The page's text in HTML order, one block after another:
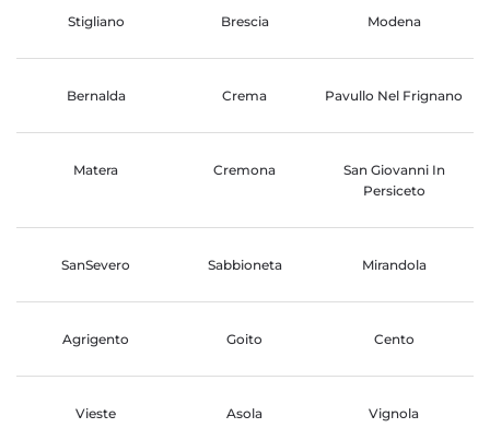
Stigliano Brescia Modena
Bernalda Crema Pavullo Nel Frignano
Matera Cremona
San Giovanni In
Persiceto
SanSevero Sabbioneta Mirandola
Agrigento Goito Cento
Vieste Asola Vignola